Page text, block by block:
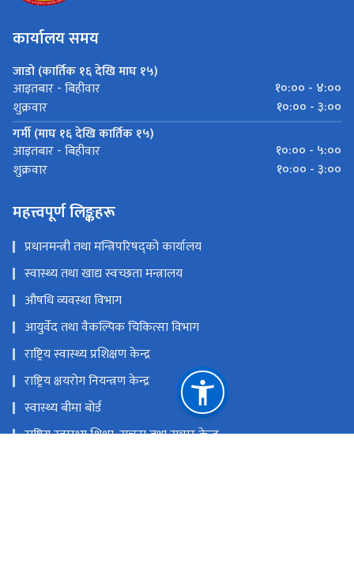
कार्यालय समय
जाडो (कार्तिक १६ देखि माघ १५)
आइतबार - बिहीवार
१०:०० - ४:००
शुक्रवार
१०:०० - ३:००
गर्मी (माघ १६ देखि कार्तिक १५)
आइतबार - बिहीवार
१०:०० - ५:००
शुक्रवार
१०:०० - ३:००
महत्त्वपूर्ण लिङ्कहरू
प्रधानमन्त्री तथा मन्त्रिपरिषद्को कार्यालय
स्वास्थ्य तथा खाद्य स्वच्छता मन्त्रालय
औषधि व्यवस्था विभाग
आयुर्वेद तथा वैकल्पिक चिकित्सा विभाग
राष्ट्रिय स्वास्थ्य प्रशिक्षण केन्द्र
राष्ट्रिय क्षयरोग नियन्त्रण केन्द्र
स्वास्थ्य बीमा बोर्ड
राष्ट्रिय स्वास्थ्य शिक्षा, सूचना तथा सञ्चार केन्द्र